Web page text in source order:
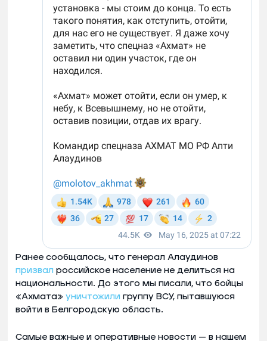
Ранее сообщалось, что генерал Алаудинов
призвал российское население не делиться на
национальности. До этого мы писали, что бойцы
«Ахмата» уничтожили группу ВСУ, пытавшуюся
войти в Белгородскую область.
Самые важные и оперативные новости — в нашем